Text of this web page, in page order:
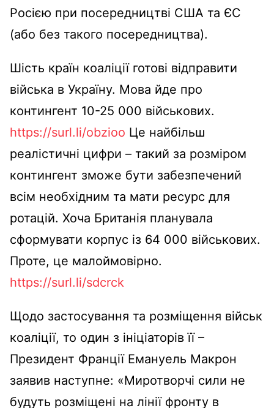
Росією при посередництві США та ЄС
(або без такого посередництва).
Шість країн коаліції готові відправити
війська в Україну. Мова йде про
контингент 10-25 000 військових.
https://surl.li/obzioo Це найбільш
реалістичні цифри – такий за розміром
контингент зможе бути забезпечений
всім необхідним та мати ресурс для
ротацій. Хоча Британія планувала
сформувати корпус із 64 000 військових.
Проте, це малоймовірно.
https://surl.li/sdcrck
Щодо застосування та розміщення військ
коаліції, то один з ініціаторів її –
Президент Франції Емануель Макрон
заявив наступне: «Миротворчі сили не
будуть розміщені на лінії фронту в